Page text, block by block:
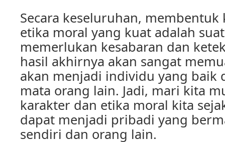
Secara keseluruhan,
etika moral yang kuat adalah
memerlukan kesabaran dan
hasil akhirnya akan sangat
akan menjadi individu yang baik
mata orang lain. Jadi, mari kita
karakter dan etika moral kita
dapat menjadi pribadi yang
sendiri dan orang lain.